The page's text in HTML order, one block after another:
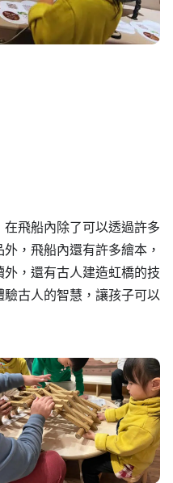
飛船內除了可以透過許多
，飛船內還有許多繪本，
，還有古人建造虹橋的技
古人的智慧，讓孩子可以